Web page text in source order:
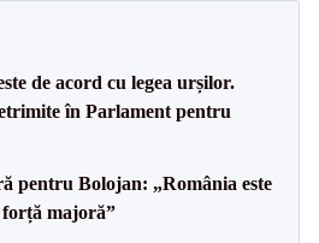
de acord cu legea urșilor.
în Parlament pentru
pentru Bolojan: „România este
majoră”